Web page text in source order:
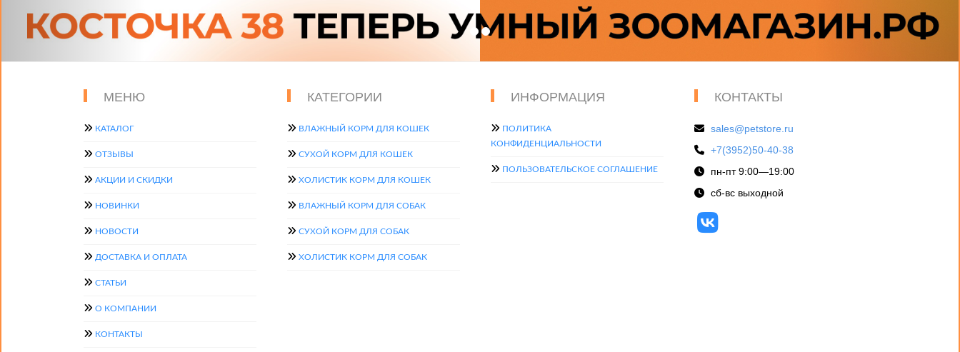
МЕНЮ
КАТАЛОГ
ОТЗЫВЫ
АКЦИИ И СКИДКИ
НОВИНКИ
НОВОСТИ
ДОСТАВКА И ОПЛАТА
СТАТЬИ
О КОМПАНИИ
КОНТАКТЫ
КАТЕГОРИИ
ВЛАЖНЫЙ КОРМ ДЛЯ КОШЕК
СУХОЙ КОРМ ДЛЯ КОШЕК
ХОЛИСТИК КОРМ ДЛЯ КОШЕК
ВЛАЖНЫЙ КОРМ ДЛЯ СОБАК
СУХОЙ КОРМ ДЛЯ СОБАК
ХОЛИСТИК КОРМ ДЛЯ СОБАК
ИНФОРМАЦИЯ
ПОЛИТИКА
КОНФИДЕНЦИАЛЬНОСТИ
ПОЛЬЗОВАТЕЛЬСКОЕ СОГЛАШЕНИЕ
КОНТАКТЫ
sales@petstore.ru
+7(3952)50-40-38
пн-пт 9:00—19:00
сб-вс выходной